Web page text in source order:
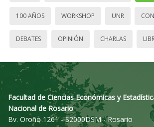
100 AÑOS WORKSHOP UNR
DEBATES OPINIÓN CHARLAS
Facultad de Ciencias Económicas y
Nacional de Rosario
Bv. Oroño 1261 - S2000DSM - Rosario